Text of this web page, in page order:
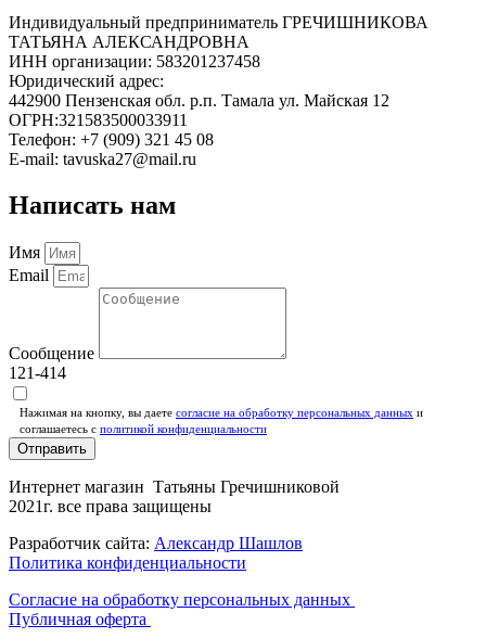
Индивидуальный предприниматель ГРЕЧИШНИКОВА
ТАТЬЯНА АЛЕКСАНДРОВНА
ИНН организации: 583201237458
Юридический адрес:
442900 Пензенская обл. р.п. Тамала ул. Майская 12
ОГРН:321583500033911
Телефон: +7 (909) 321 45 08
E-mail: tavuska27@mail.ru
Написать нам
Имя
Email
Сообщение
121-414
Нажимая на кнопку, вы даете согласие на обработку персональных данных и
соглашаетесь c политикой конфиденциальности
Отправить
Интернет магазин Татьяны Гречишниковой
2021г. все права защищены
Разработчик сайта: Александр Шашлов
Политика конфиденциальности
Согласие на обработку персональных данных
Публичная оферта